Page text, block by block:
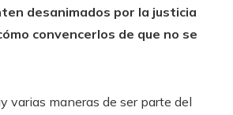
desanimados por la justicia
convencerlos de que no se
varias maneras de ser parte del